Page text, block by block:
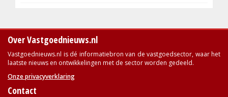
Over Vastgoednieuws.nl
Vastgoednieuws.nl is dé informatiebron van de vastgoedsector, waar het
laatste nieuws en ontwikkelingen met de sector worden gedeeld.
Onze privacyverklaring
Contact